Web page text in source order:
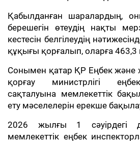
Қабылданған шаралардың,
берешегін өтеудің нақты
кестесін белгілеудің
құқығы қорғалып, оларға 463,3
Сонымен қатар ҚР Еңбек және
қорғау министрлігі
сақталуына мемлекеттік
ету мәселелерін ерекше
2026 жылғы 1 сәуірдегі
мемлекеттік еңбек